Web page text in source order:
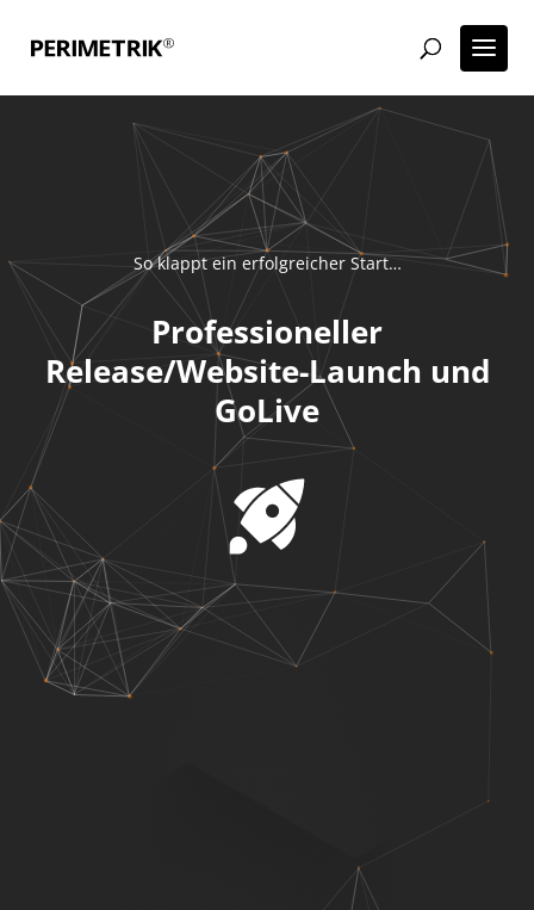
So klappt ein erfolgreicher Start…
Professioneller
Release/Website-Launch und
GoLive